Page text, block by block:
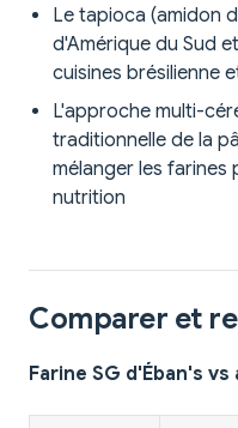
Le tapioca (amidon
d'Amérique du Sud
cuisines brésilienne
L'approche multi-
traditionnelle de la
mélanger les farines
nutrition
Comparer et
Farine SG d'Éban's